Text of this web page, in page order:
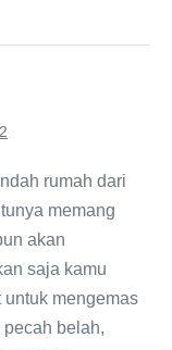
rumah dari
memang
akan
saja kamu
mengemas
belah,